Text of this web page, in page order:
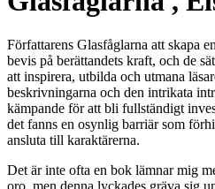
Författarens Glasfåglarna att skapa
bevis på berättandets kraft, och de
att inspirera, utbilda och utmana
beskrivningarna och den intrikata
kämpande för att bli fullständigt
det fanns en osynlig barriär som
ansluta till karaktärerna.
Det är inte ofta en bok lämnar mig
oro, men denna lyckades gräva sig